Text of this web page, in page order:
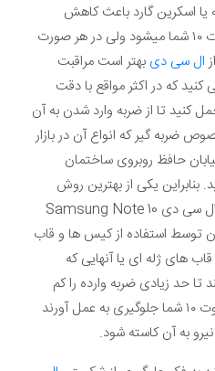
اسکرین گارد باعث کاهش
احتمال شکستن ال سی دی نوت ۱۰ شما میشود ولی در هر صورت
ال سی دی بهتر است مراقبت
که در اکثر مواقع با دقت
کنید تا از ضربه وارد شدن به آن
ضربه گیر که انواع آن در بازار
حافظ روبروی ساختمان
بنابراین یکی از بهترین روش
های برای جلوگیری از شکستن ال سی دی Samsung Note 10
توسط استفاده از کیس ها و قاب
ژله ای یا آنهایی که
حد زیادی ضربه وارده را کم
کرده و از شکستن ال سی دی نوت ۱۰ شما جلوگیری به عمل آورند
به آن کاسته شود.